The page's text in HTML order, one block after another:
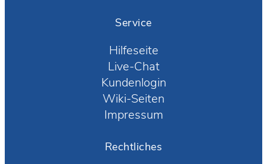
Service
Hilfeseite
Live-Chat
Kundenlogin
Wiki-Seiten
Impressum
Rechtliches